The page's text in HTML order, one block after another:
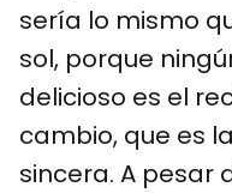
sería lo mismo
sol, porque
delicioso es el
cambio, que es
sincera. A pesar